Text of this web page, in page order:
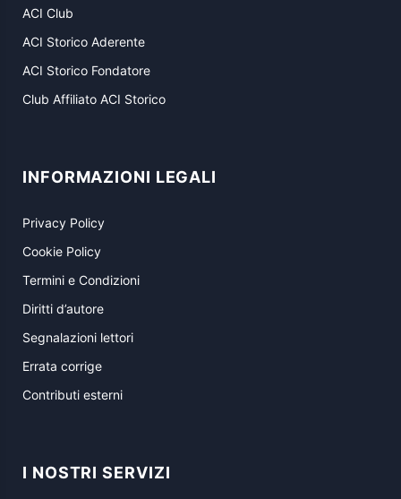
ACI Club
ACI Storico Aderente
ACI Storico Fondatore
Club Affiliato ACI Storico
INFORMAZIONI LEGALI
Privacy Policy
Cookie Policy
Termini e Condizioni
Diritti d’autore
Segnalazioni lettori
Errata corrige
Contributi esterni
I NOSTRI SERVIZI